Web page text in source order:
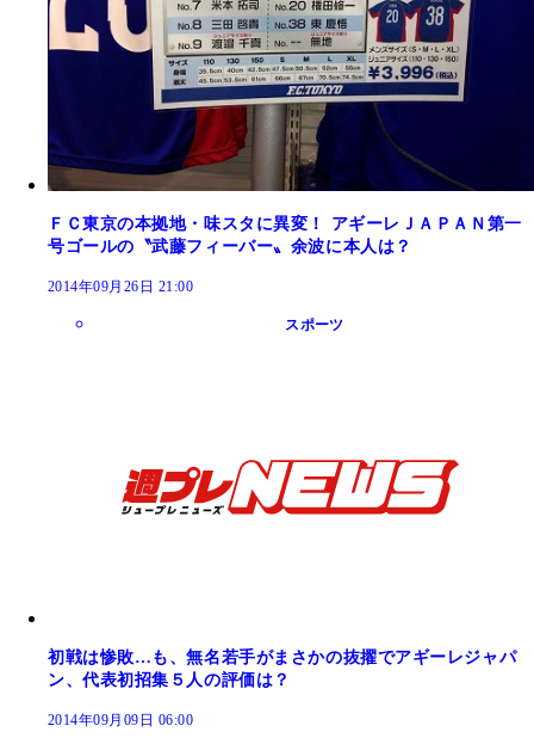
ＦＣ東京の本拠地・味スタに異変！ アギーレＪＡＰＡＮ第一
号ゴールの〝武藤フィーバー〟余波に本人は？
2014年09月26日 21:00
スポーツ
初戦は惨敗…も、無名若手がまさかの抜擢でアギーレジャパ
ン、代表初招集５人の評価は？
2014年09月09日 06:00